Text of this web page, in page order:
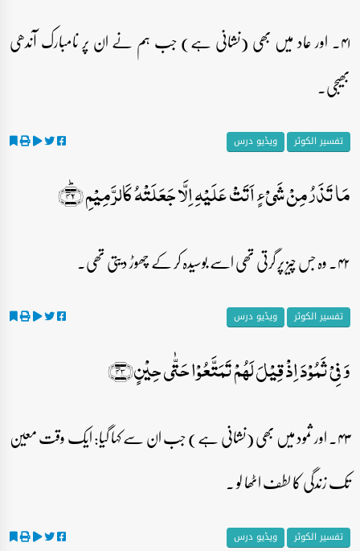
۴۱۔ اور عاد میں بھی (نشانی ہے) جب ہم نے ان پر نامبارک آندھی
بھیجی۔
تفسیر الکوثر ویڈیو درس
مَا تَذَرُ مِنۡ شَیۡءٍ اَتَتۡ عَلَیۡہِ اِلَّا جَعَلَتۡہُ کَالرَّمِیۡمِ ﴿ؕ۴۲﴾
۴۲۔ وہ جس چیز پر گرتی تھی اسے بوسیدہ کر کے چھوڑ دیتی تھی۔
تفسیر الکوثر ویڈیو درس
وَ فِیۡ ثَمُوۡدَ اِذۡ قِیۡلَ لَہُمۡ تَمَتَّعُوۡا حَتّٰی حِیۡنٍ﴿۴۳﴾
۴۳۔ اور ثمود میں بھی (نشانی ہے) جب ان سے کہا گیا: ایک وقت معین
تک زندگی کا لطف اٹھا لو ۔
تفسیر الکوثر ویڈیو درس